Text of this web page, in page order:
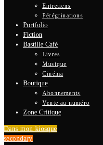
Entretiens
Pérégrinations
Portfolio
Fiction
Bastille Café
Livres
Musique
Cinéma
Boutique
Abonnements
Vente au numéro
Zone Critique
Dans mon kiosque
secondary